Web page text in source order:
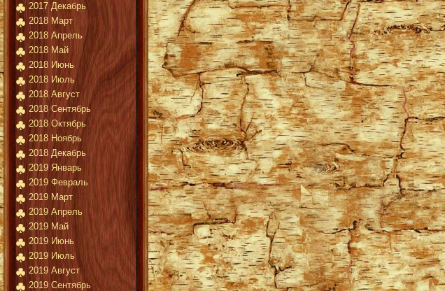
2017 Декабрь
2018 Март
2018 Апрель
2018 Май
2018 Июнь
2018 Июль
2018 Август
2018 Сентябрь
2018 Октябрь
2018 Ноябрь
2018 Декабрь
2019 Январь
2019 Февраль
2019 Март
2019 Апрель
2019 Май
2019 Июнь
2019 Июль
2019 Август
2019 Сентябрь